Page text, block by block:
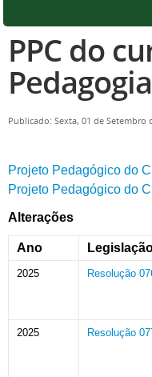
PPC do
Publicado: Sexta, 01 de Setembro
Projeto Pedagógico do
Projeto Pedagógico do
Alterações
Ano
2025 Resolução
2025 Resolução